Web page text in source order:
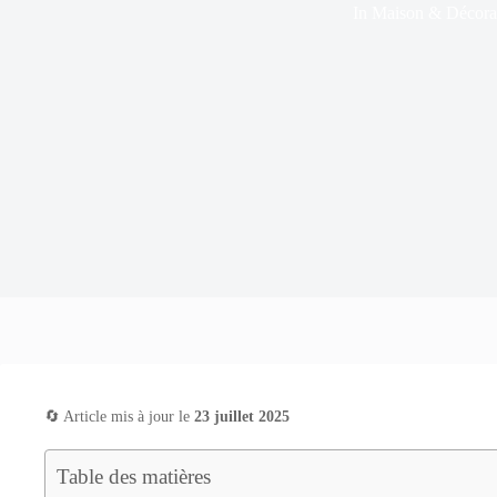
🔄 Article mis à jour le 23 juillet 2025
Table des matières